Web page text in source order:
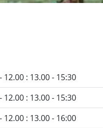
12.00 : 13.00 - 15:30
12.00 : 13.00 - 15:30
12.00 : 13.00 - 16:00